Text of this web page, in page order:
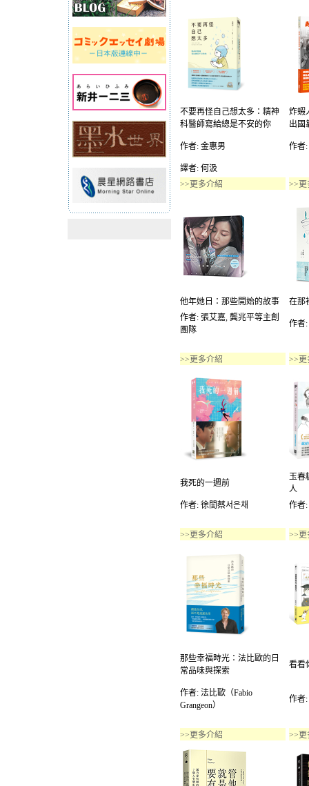
不要再怪自己想太多：精神
科醫師寫給總是不安的你
炸蝦
出國
作者: 金惠男 作者
譯者: 何汲
>>更多介紹
>>更
他年她日：那些開始的故事
在那
作者: 張艾嘉, 龔兆平等主創
團隊
作者
>>更多介紹 >>更
我死的一週前
玉春
人
作者: 徐誾蔡서은채
作者:
>>更多介紹 >>更
那些幸福時光：法比歐的日
常品味與探索
看看
作者: 法比歐（Fabio
Grangeon）
作者
>>更多介紹 >>更